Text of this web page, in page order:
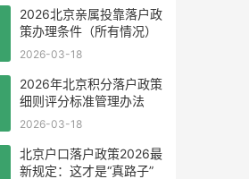
2026北京亲属投靠落户政
策办理条件（所有情况）
2026-03-18
2026年北京积分落户政策
细则评分标准管理办法
2026-03-18
北京户口落户政策2026最
新规定：这才是“真路子”